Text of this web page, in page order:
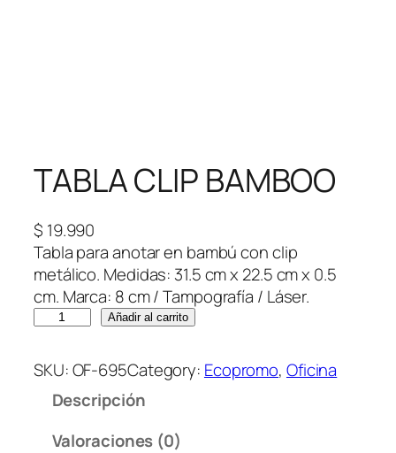
TABLA CLIP BAMBOO
$ 19.990
Tabla para anotar en bambú con clip
metálico. Medidas: 31.5 cm x 22.5 cm x 0.5
cm. Marca: 8 cm / Tampografía / Láser.
B
L
Añadir al carrito
SKU:OF-695Category: Ecopromo, Oficina
Descripción
Valoraciones (0)